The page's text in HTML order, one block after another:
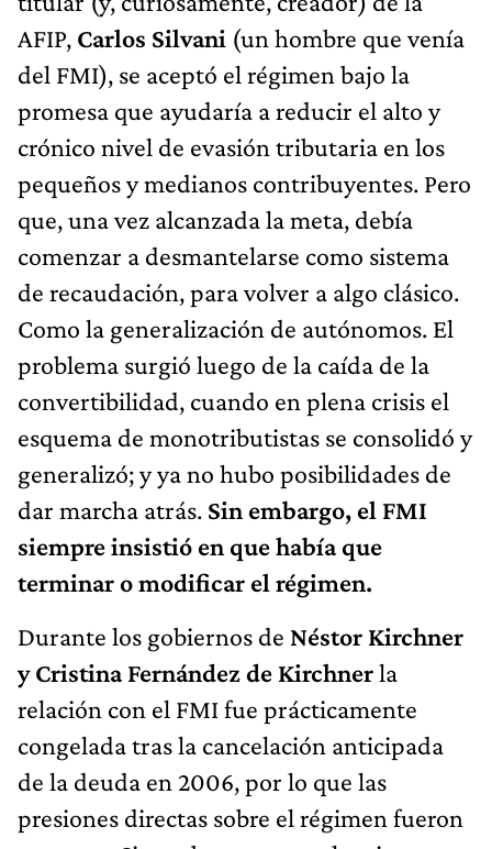
AFIP, Carlos Silvani (un hombre que venía
del FMI), se aceptó el régimen bajo la
promesa que ayudaría a reducir el alto y
crónico nivel de evasión tributaria en los
pequeños y medianos contribuyentes. Pero
que, una vez alcanzada la meta, debía
comenzar a desmantelarse como sistema
de recaudación, para volver a algo clásico.
Como la generalización de autónomos. El
problema surgió luego de la caída de la
convertibilidad, cuando en plena crisis el
esquema de monotributistas se consolidó y
generalizó; y ya no hubo posibilidades de
dar marcha atrás. Sin embargo, el FMI
siempre insistió en que había que
terminar o modificar el régimen.
Durante los gobiernos de Néstor Kirchner
y Cristina Fernández de Kirchnerla
relación con el FMI fue prácticamente
congelada tras la cancelación anticipada
de la deuda en 2006, por lo que las
presiones directas sobre el régimen fueron